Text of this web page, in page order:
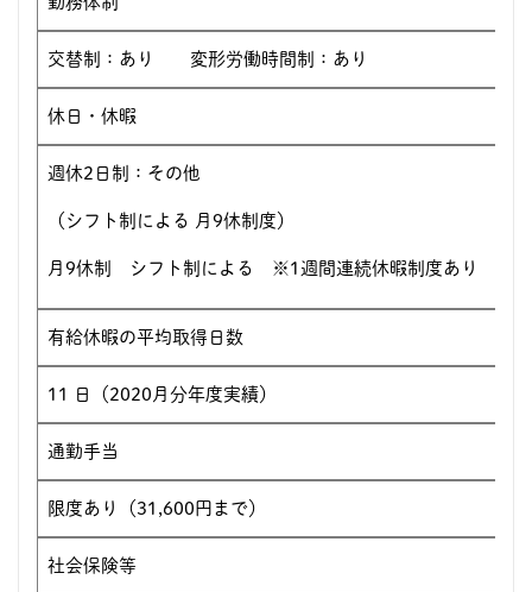
交替制：あり 変形労働時間制：あり
休日・休暇
週休2日制：その他
（シフト制による 月9休制度）
月9休制 シフト制による ※1週間連続休暇制度あり
有給休暇の平均取得日数
11 日（2020月分年度実績）
通勤手当
限度あり（31,600円まで）
社会保険等